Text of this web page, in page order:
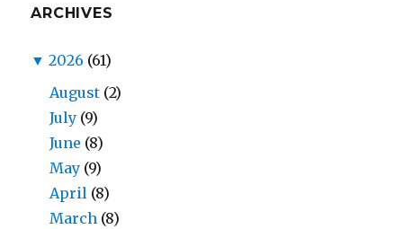
ARCHIVES
▼ 2026 (61)
August (2)
July (9)
June (8)
May (9)
April (8)
March (8)